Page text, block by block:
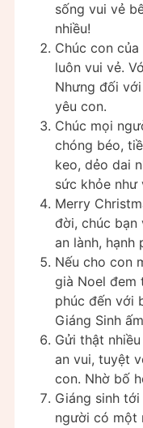
sống vui vẻ
nhiều!
Chúc con
luôn vui vẻ.
Nhưng đối
yêu con.
Chúc mọi
chóng béo,
keo, dẻo dai
sức khỏe như
Merry
đời, chúc bạn
an lành, hạnh
Nếu cho con
già Noel đem
phúc đến với
Giáng Sinh
Gửi thật
an vui, tuyệt
con. Nhờ bố
Giáng sinh
người có một